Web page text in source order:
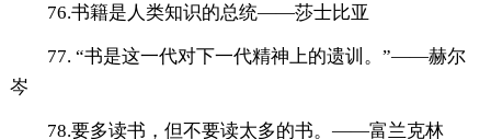
76.书籍是人类知识的总统——莎士比亚
77. “书是这一代对下一代精神上的遗训。”——赫尔
岑
78.要多读书，但不要读太多的书。——富兰克林